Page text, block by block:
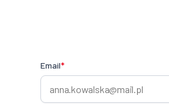
Email*